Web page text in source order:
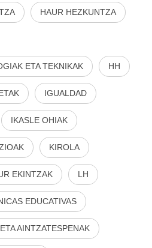
HAUR HEZKUNTZA
ETA TEKNIKAK HH
IGUALDAD
IKASLE OHIAK
KIROLA
EKINTZAK LH
EDUCATIVAS
AINTZATESPENAK